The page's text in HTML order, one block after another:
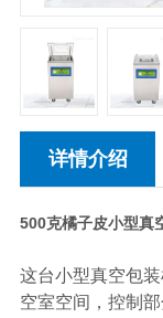
详情介绍
500克橘子皮小型真
这台小型真空包
空室空间，控制